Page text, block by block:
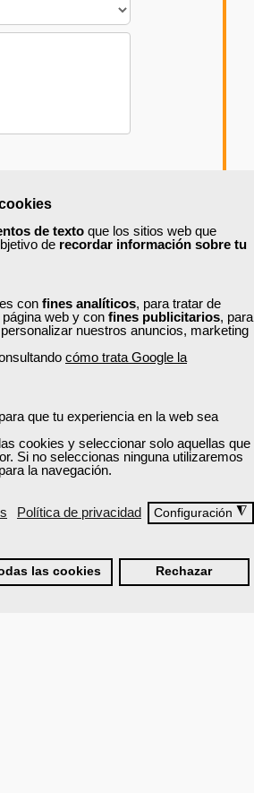
de texto que los sitios web que
de recordar información sobre tu
con fines analíticos, para tratar de
web y con fines publicitarios, para
nuestros anuncios, marketing
cómo trata Google la
que tu experiencia en la web sea
las cookies y seleccionar solo aquellas que
Si no seleccionas ninguna utilizaremos
la navegación.
Política de privacidad Configuración ◮
las cookies Rechazar
procesos repetitivos de las empresas y